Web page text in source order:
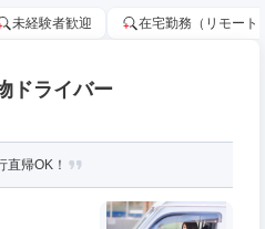
未経験者歓迎 在宅勤務（リモート
ドライバー
帰OK！